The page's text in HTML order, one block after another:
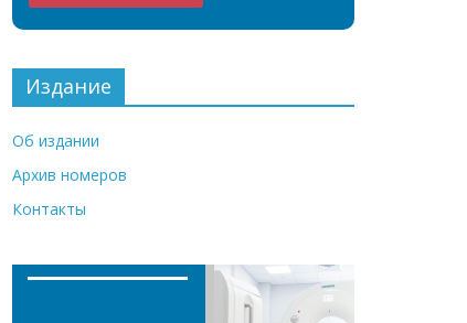
Издание
Об издании
Архив номеров
Контакты